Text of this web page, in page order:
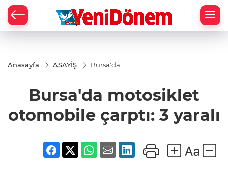
Anasayfa ASAYİŞ
Bursa'da
çarptı: 3
yaralı
Bursa'da motosiklet
otomobile çarptı: 3 yaralı